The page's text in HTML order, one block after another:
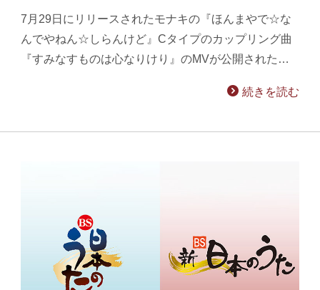
7月29日にリリースされたモナキの『ほんまやで☆な
んでやねん☆しらんけど』Cタイプのカップリング曲
『すみなすものは心なりけり』のMVが公開された…
続きを読む